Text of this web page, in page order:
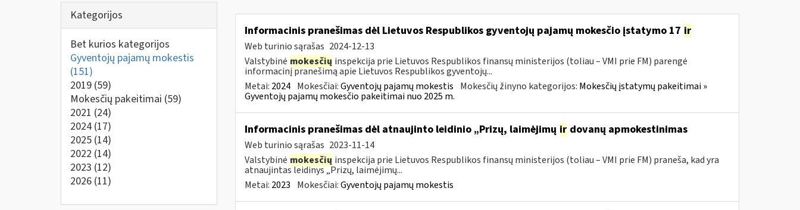
Kategorijos
Bet kurios kategorijos
Gyventojų pajamų mokestis
(151)
2019 (59)
Mokesčių pakeitimai (59)
2021 (24)
2024 (17)
2025 (14)
2022 (14)
2023 (12)
2026 (11)
Informacinis pranešimas dėl Lietuvos Respublikos gyventojų pajamų mokesčio įstatymo 17 ir
Web turinio sąrašas 2024-12-13
Valstybinė mokesčių inspekcija prie Lietuvos Respublikos finansų ministerijos (toliau – VMI prie FM) parengė
informacinį pranešimą apie Lietuvos Respublikos gyventojų...
Metai: 2024 Mokesčiai:Gyventojų pajamų mokestis Mokesčių žinyno kategorijos: Mokesčių įstatymų pakeitimai »
Gyventojų pajamų mokesčio pakeitimai nuo 2025 m.
Informacinis pranešimas dėl atnaujinto leidinio „Prizų, laimėjimų irdovanų apmokestinimas
Web turinio sąrašas 2023-11-14
Valstybinė mokesčių inspekcija prie Lietuvos Respublikos finansų ministerijos (toliau – VMI prie FM) praneša, kad yra
atnaujintas leidinys „Prizų, laimėjimų...
Metai: 2023 Mokesčiai:Gyventojų pajamų mokestis